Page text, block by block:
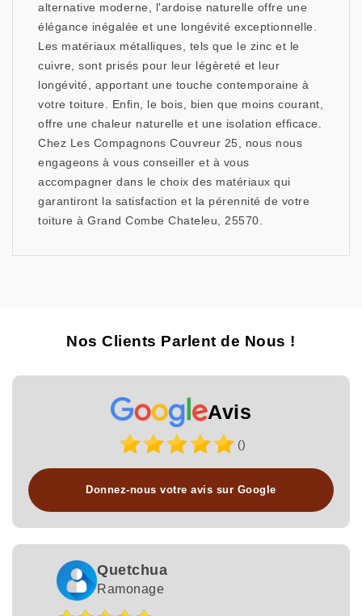
alternative moderne, l'ardoise naturelle offre une
élégance inégalée et une longévité exceptionnelle.
Les matériaux métalliques, tels que le zinc et le
cuivre, sont prisés pour leur légèreté et leur
longévité, apportant une touche contemporaine à
votre toiture. Enfin, le bois, bien que moins courant,
offre une chaleur naturelle et une isolation efficace.
Chez Les Compagnons Couvreur 25, nous nous
engageons à vous conseiller et à vous
accompagner dans le choix des matériaux qui
garantiront la satisfaction et la pérennité de votre
toiture à Grand Combe Chateleu, 25570.
Nos Clients Parlent de Nous !
Avis
()
Donnez-nous votre avis sur Google
Quetchua
Ramonage